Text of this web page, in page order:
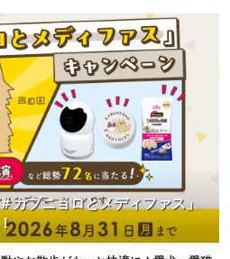
カブニョロとメディファス」